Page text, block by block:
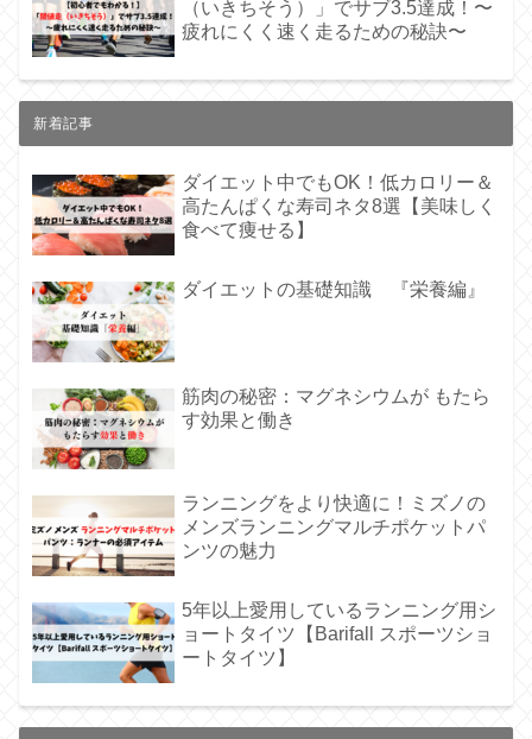
（いきちそう）」でサブ3.5達成！〜
疲れにくく速く走るための秘訣〜
新着記事
ダイエット中でもOK！低カロリー＆
高たんぱくな寿司ネタ8選【美味しく
食べて痩せる】
ダイエットの基礎知識 『栄養編』
筋肉の秘密：マグネシウムが もたら
す効果と働き
ランニングをより快適に！ミズノの
メンズランニングマルチポケットパ
ンツの魅力
5年以上愛用しているランニング用シ
ョートタイツ【Barifall スポーツショ
ートタイツ】